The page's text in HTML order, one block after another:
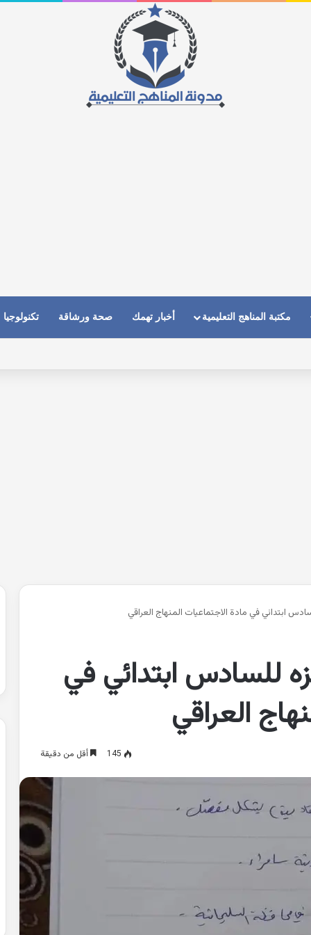
مكتبة المناهج التعليمية أخبار تهمك صحة ورشاقة تكنولوجيا
ابتدائي في مادة الاجتماعيات المنهاج العراقي
للسادس ابتدائي في
العراقي
145 أقل من دقيقة